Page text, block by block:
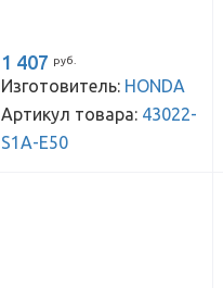
1 407 руб.
Изготовитель: HONDA
Артикул товара: 43022-
S1A-E50